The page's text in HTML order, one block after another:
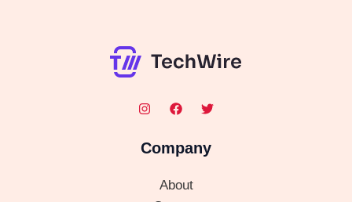
Company
About